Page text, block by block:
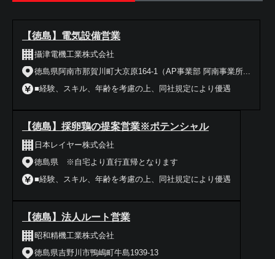
【徳島】電気設備営業
攝津電機工業株式会社
徳島県阿南市那賀川町大京原164-1（AP事業部 阿南事業所...
■経験、スキル、年齢を考慮の上、同社規定により優遇
【徳島】採卵鶏の提案営業※ポテンシャル
日本レイヤー株式会社
徳島県 ※自宅より直行直帰となります
■経験、スキル、年齢を考慮の上、同社規定により優遇
【徳島】法人ルート営業
昭和精機工業株式会社
徳島県吉野川市鴨嶋町牛島1939‐13